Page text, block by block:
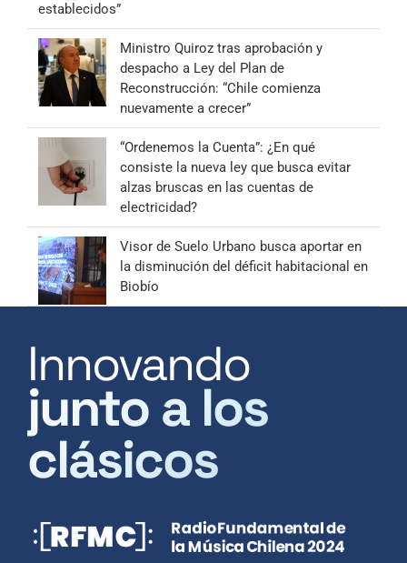
establecidos”
Ministro Quiroz tras aprobación y
despacho a Ley del Plan de
Reconstrucción: “Chile comienza
nuevamente a crecer”
“Ordenemos la Cuenta”: ¿En qué
consiste la nueva ley que busca evitar
alzas bruscas en las cuentas de
electricidad?
Visor de Suelo Urbano busca aportar en
la disminución del déficit habitacional en
Biobío
Innovando
junto a los
clásicos